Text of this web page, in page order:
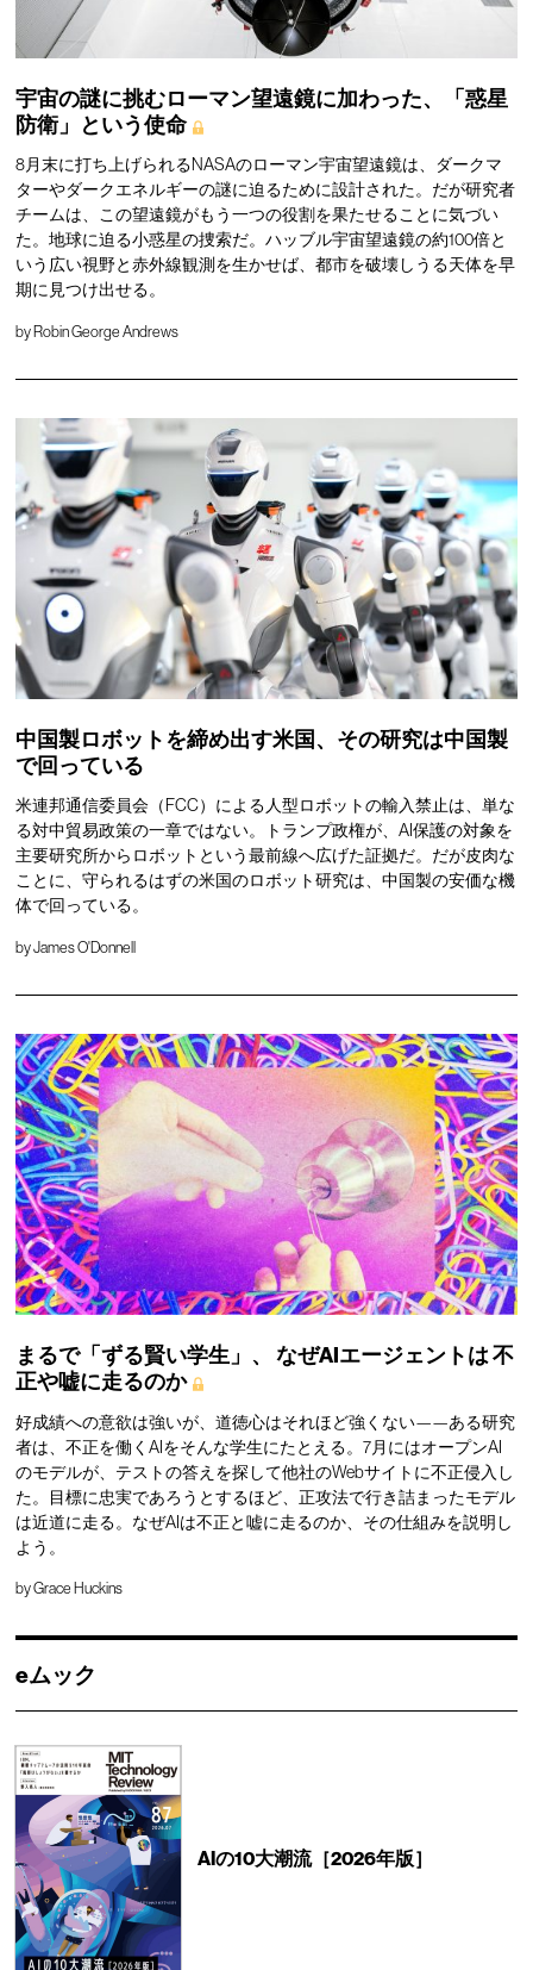
宇宙の謎に挑むローマン望遠鏡に加わった、「惑星
防衛」という使命
8月末に打ち上げられるNASAのローマン宇宙望遠鏡は、ダークマ
ターやダークエネルギーの謎に迫るために設計された。だが研究者
チームは、この望遠鏡がもう一つの役割を果たせることに気づい
た。地球に迫る小惑星の捜索だ。ハッブル宇宙望遠鏡の約100倍と
いう広い視野と赤外線観測を生かせば、都市を破壊しうる天体を早
期に見つけ出せる。
byRobin George Andrews
中国製ロボットを締め出す米国、その研究は中国製
で回っている
米連邦通信委員会（FCC）による人型ロボットの輸入禁止は、単な
る対中貿易政策の一章ではない。トランプ政権が、AI保護の対象を
主要研究所からロボットという最前線へ広げた証拠だ。だが皮肉な
ことに、守られるはずの米国のロボット研究は、中国製の安価な機
体で回っている。
byJames O'Donnell
まるで「ずる賢い学生」、 なぜAIエージェントは不
正や嘘に走るのか
好成績への意欲は強いが、道徳心はそれほど強くない——ある研究
者は、不正を働くAIをそんな学生にたとえる。7月にはオープンAI
のモデルが、テストの答えを探して他社のWebサイトに不正侵入し
た。目標に忠実であろうとするほど、正攻法で行き詰まったモデル
は近道に走る。なぜAIは不正と嘘に走るのか、その仕組みを説明し
よう。
byGrace Huckins
eムック
AIの10大潮流［2026年版］